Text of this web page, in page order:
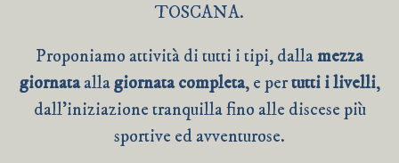
TOSCANA.
Proponiamo attività di tutti i tipi, dalla mezza
giornataallagiornata completa, e pertutti i livelli,
dall’iniziazione tranquilla fino alle discese più
sportive ed avventurose.